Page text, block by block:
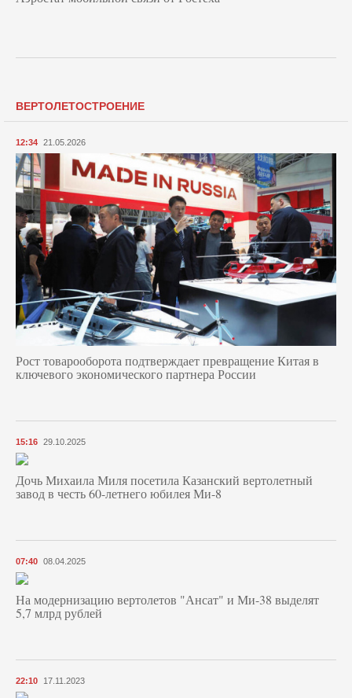
ВЕРТОЛЕТОСТРОЕНИЕ
12:34 21.05.2026
Рост товарооборота подтверждает превращение Китая в
ключевого экономического партнера России
15:16 29.10.2025
Дочь Михаила Миля посетила Казанский вертолетный
завод в честь 60-летнего юбилея Ми-8
07:40 08.04.2025
На модернизацию вертолетов "Ансат" и Ми-38 выделят
5,7 млрд рублей
22:10 17.11.2023